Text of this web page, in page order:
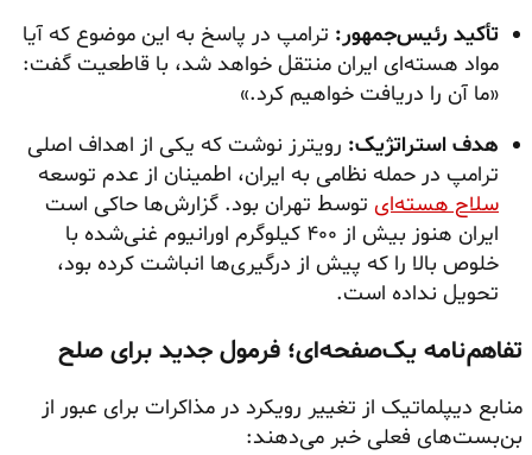
تأکید رئیس‌جمهور: ترامپ در پاسخ به این موضوع که آیا
مواد هسته‌ای ایران منتقل خواهد شد، با قاطعیت گفت:
«ما آن را دریافت خواهیم کرد.»
هدف استراتژیک: رویترز نوشت که یکی از اهداف اصلی
ترامپ در حمله نظامی به ایران، اطمینان از عدم توسعه
سلاح هسته‌ای توسط تهران بود. گزارش‌ها حاکی است
ایران هنوز بیش از ۴۰۰ کیلوگرم اورانیوم غنی‌شده با
خلوص بالا را که پیش از درگیری‌ها انباشت کرده بود،
تحویل نداده است.
تفاهم‌نامه یک‌صفحه‌ای؛ فرمول جدید برای صلح
منابع دیپلماتیک از تغییر رویکرد در مذاکرات برای عبور از
بن‌بست‌های فعلی خبر می‌دهند: